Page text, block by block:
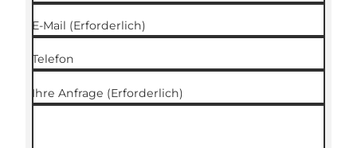
E-Mail (Erforderlich)
Telefon
Ihre Anfrage (Erforderlich)